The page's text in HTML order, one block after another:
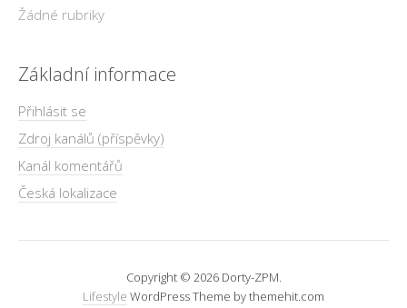
Žádné rubriky
Základní informace
Přihlásit se
Zdroj kanálů (příspěvky)
Kanál komentářů
Česká lokalizace
Copyright © 2026 Dorty-ZPM.
Lifestyle WordPress Theme by themehit.com